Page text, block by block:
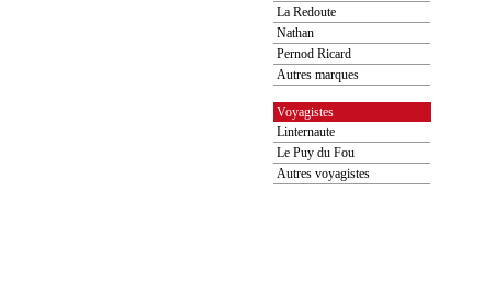
La Redoute
Nathan
Pernod Ricard
Autres marques
Voyagistes
Linternaute
Le Puy du Fou
Autres voyagistes